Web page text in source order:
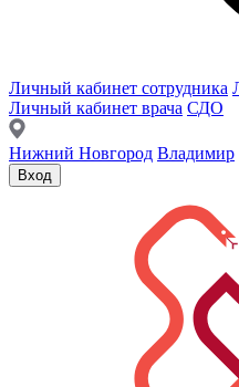
Личный кабинет сотрудника
Личный кабинет врача СДО
Нижний Новгород Владимир
Вход